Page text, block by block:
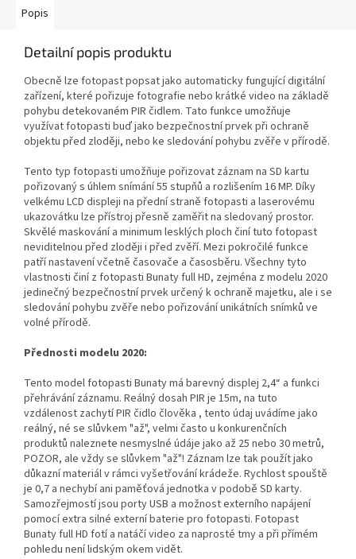
Popis
Detailní popis produktu
Obecně lze fotopast popsat jako automaticky fungující digitální
zařízení, které pořizuje fotografie nebo krátké video na základě
pohybu detekovaném PIR čidlem. Tato funkce umožňuje
využívat fotopasti buď jako bezpečnostní prvek při ochraně
objektu před zloději, nebo ke sledování pohybu zvěře v přírodě.
Tento typ fotopasti umožňuje pořizovat záznam na SD kartu
pořizovaný s úhlem snímání 55 stupňů a rozlišením 16 MP. Díky
velkému LCD displeji na přední straně fotopasti a laserovému
ukazovátku lze přístroj přesně zaměřit na sledovaný prostor.
Skvělé maskování a minimum lesklých ploch činí tuto fotopast
neviditelnou před zloději i před zvěří. Mezi pokročilé funkce
patří nastavení včetně časovače a časosběru. Všechny tyto
vlastnosti činí z fotopasti Bunaty full HD, zejména z modelu 2020
jedinečný bezpečnostní prvek určený k ochraně majetku, ale i se
sledování pohybu zvěře nebo pořizování unikátních snímků ve
volné přírodě.
Přednosti modelu 2020:
Tento model fotopasti Bunaty má barevný displej 2,4“ a funkci
přehrávání záznamu. Reálný dosah PIR je 15m, na tuto
vzdálenost zachytí PIR čidlo člověka , tento údaj uvádíme jako
reálný, né se slůvkem "až", velmi často u konkurenčních
produktů naleznete nesmyslné údáje jako až 25 nebo 30 metrů,
POZOR, ale vždy se slůvkem "až"! Záznam lze tak použít jako
důkazní materiál v rámci vyšetřování krádeže. Rychlost spouště
je 0,7 a nechybí ani paměťová jednotka v podobě SD karty.
Samozřejmostí jsou porty USB a možnost externího napájení
pomocí extra silné externí baterie pro fotopasti. Fotopast
Bunaty full HD fotí a natáčí video za naprosté tmy a při přímém
pohledu není lidským okem vidět.